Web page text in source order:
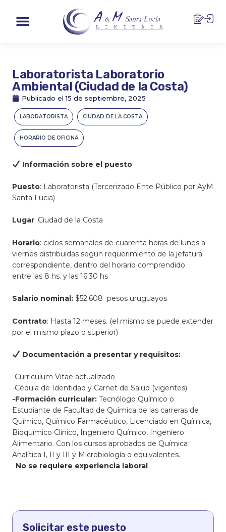
contenido
Menu
Laboratorista Laboratorio
Ambiental (Ciudad de la Costa)
Publicado el 15 de septiembre, 2025
LABORATORISTA CIUDAD DE LA COSTA
HORARIO DE OFICINA
Información sobre el puesto
Puesto: Laboratorista (Tercerizado Ente Público por AyM
Santa Lucia)
Lugar: Ciudad de la Costa
Horario: ciclos semanales de cuarenta horas de lunes a
viernes distribuidas según requerimiento de la jefatura
correspondiente, dentro del horario comprendido
entre las 8 hs. y las 16:30 hs
Salario nominal: $52.608 pesos uruguayos
Contrato: Hasta 12 meses. (el mismo se puede extender
por el mismo plazo o superior)
Documentación a presentar y requisitos:
-Currículum Vitae actualizado
-Cédula de Identidad y Carnet de Salud (vigentes)
-Formación curricular: Tecnólogo Químico o
Estudiante de Facultad de Química de las carreras de
Químico, Químico Farmacéutico, Licenciado en Química,
Bioquímico Clínico, Ingeniero Químico, Ingeniero
Alimentario. Con los cursos aprobados de Química
Analítica I, II y III y Microbiología o equivalentes.
–No se requiere experiencia laboral
Solicitar este puesto